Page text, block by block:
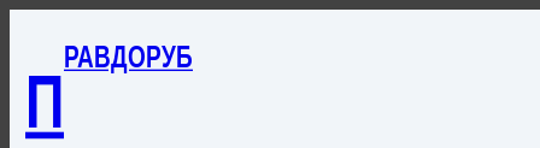
П
РАВДОРУБ